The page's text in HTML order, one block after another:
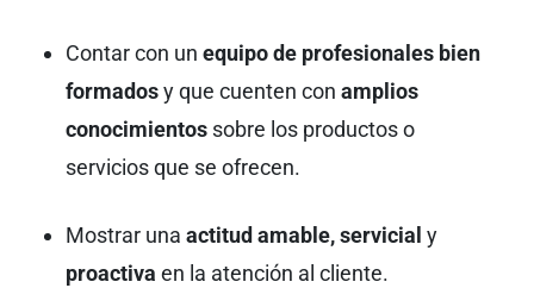
Contar con un equipo de profesionales bien
formadosy que cuenten con amplios
conocimientos sobre los productos o
servicios que se ofrecen.
Mostrar una actitud amable, servicial y
proactiva en la atención al cliente.